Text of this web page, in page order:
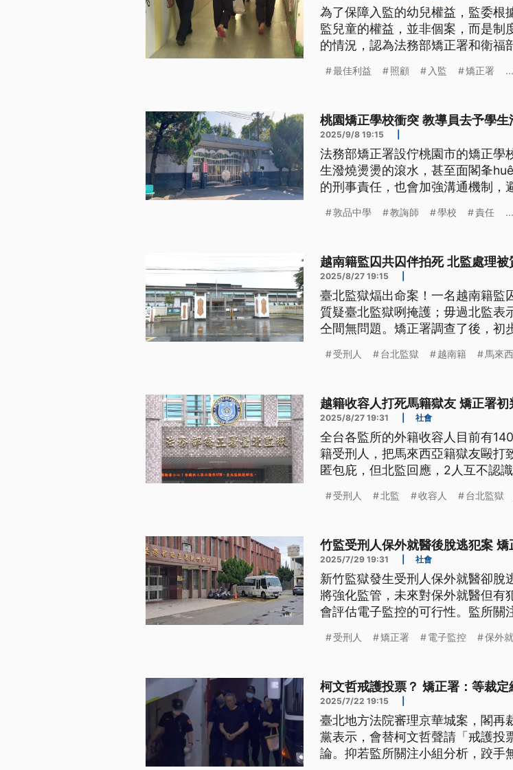
為了保障入監的幼兒權益，監委根
監兒童的權益，並非個案，而是制
的情況，認為法務部矯正署和衛福
最佳利益 照顧 入監 矯正署 ...
桃園矯正學校衝突 教導員去予學生
2025/9/8 19:15
法務部矯正署設佇桃園市的矯正學
生潑燒燙燙的滾水，甚至面閣夆
的刑事責任，也會加強溝通機制，
敦品中學 教誨師 學校 責任 ...
越南籍監囚共囚伴拍死 北監處理被
2025/8/27 19:15
臺北監獄煏出命案！一名越南籍監
質疑臺北監獄咧掩護；毋過北監表
仝間無問題。矯正署調查了後，初
受刑人 台北監獄 越南籍 馬來
越籍收容人打死馬籍獄友 矯正署
2025/8/27 19:31 社會
全台各監所的外籍收容人目前有
籍受刑人，把馬來西亞籍獄友毆打
匿包庇，但北監回應，2人互不認
受刑人 北監 收容人 台北監獄
竹監受刑人保外就醫後脫逃犯案
2025/7/29 19:31 社會
新竹監獄發生受刑人保外就醫卻脫
將強化監管，未來對保外就醫但有
會評估電子監控的可行性。監所關
完善。
受刑人 矯正署 電子監控 保外
柯文哲戒護投票？ 矯正署：等裁定
2025/7/22 19:15
臺北地方法院審理京華城案，閣再
黨表示，會替柯文哲聲請「戒護投
論。抑若監所關注小組分析，跤手